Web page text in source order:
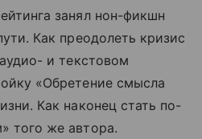
занял нон-фикшн
Как преодолеть кризис
и текстовом
«Обретение смысла
Как наконец стать по-
того же автора.